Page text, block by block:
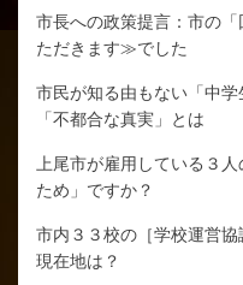
市長への政策提言：市の
ただきます≫でした
市民が知る由もない「中
「不都合な真実」とは
上尾市が雇用している３
ため」ですか？
市内３３校の［学校運営
現在地は？